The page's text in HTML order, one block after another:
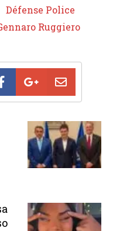
Défense Police
Ruggiero